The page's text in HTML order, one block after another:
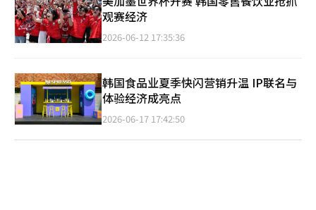
观赛经济
2026-06-12 17:35:36
韩国食品业夏季快闪营销升温 IP联名与
体验经济成亮点
2026-06-17 17:42:50